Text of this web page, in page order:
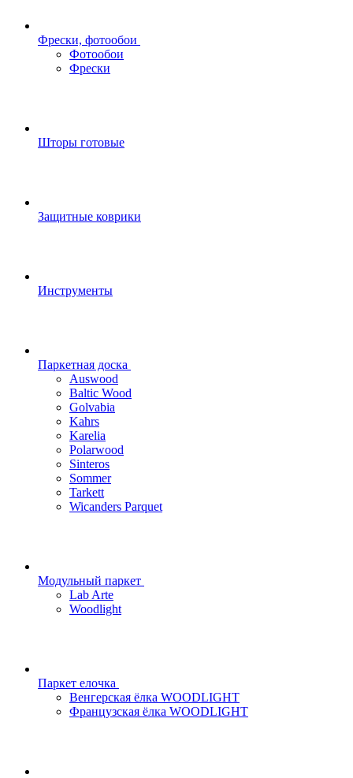
Фрески, фотообои
Фотообои
Фрески
Шторы готовые
Защитные коврики
Инструменты
Паркетная доска
Auswood
Baltic Wood
Golvabia
Kahrs
Karelia
Polarwood
Sinteros
Sommer
Tarkett
Wicanders Parquet
Модульный паркет
Lab Arte
Woodlight
Паркет елочка
Венгерская ёлка WOODLIGHT
Французская ёлка WOODLIGHT